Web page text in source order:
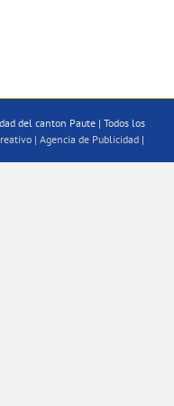
del canton Paute | Todos los
| Agencia de Publicidad |